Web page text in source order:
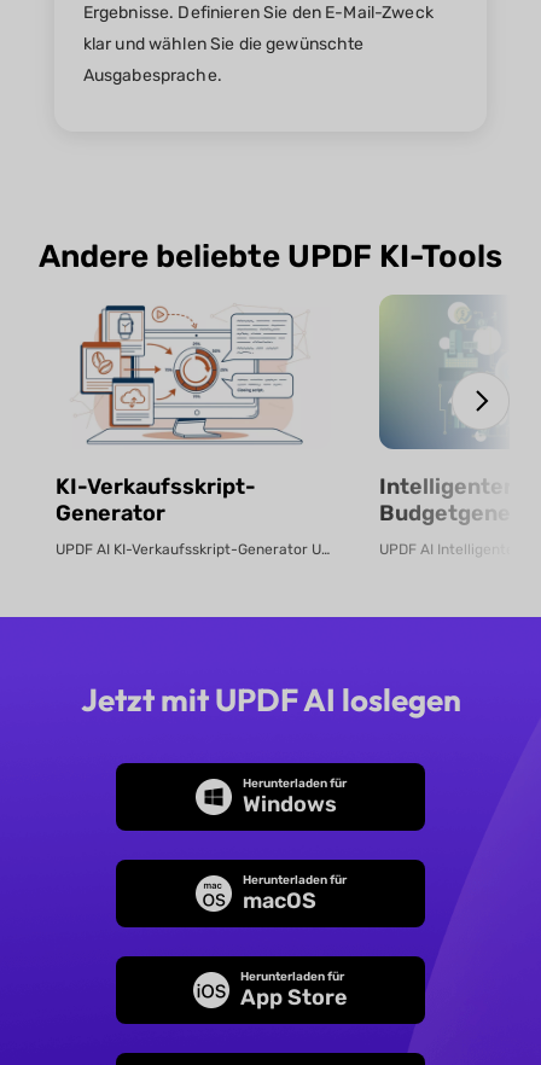
Ergebnisse. Definieren Sie den E-Mail-Zweck
klar und wählen Sie die gewünschte
Ausgabesprache.
Andere beliebte UPDF KI-Tools
KI-Verkaufsskript-
Generator
UPDF AI KI-Verkaufsskript-Generator UPDF AI verwandelt Produkt-PDFs oder B...
Intelligenter
kostenlos
Jetzt mit UPDF AI loslegen
Herunterladen für
Windows
Herunterladen für
macOS
Herunterladen für
App Store